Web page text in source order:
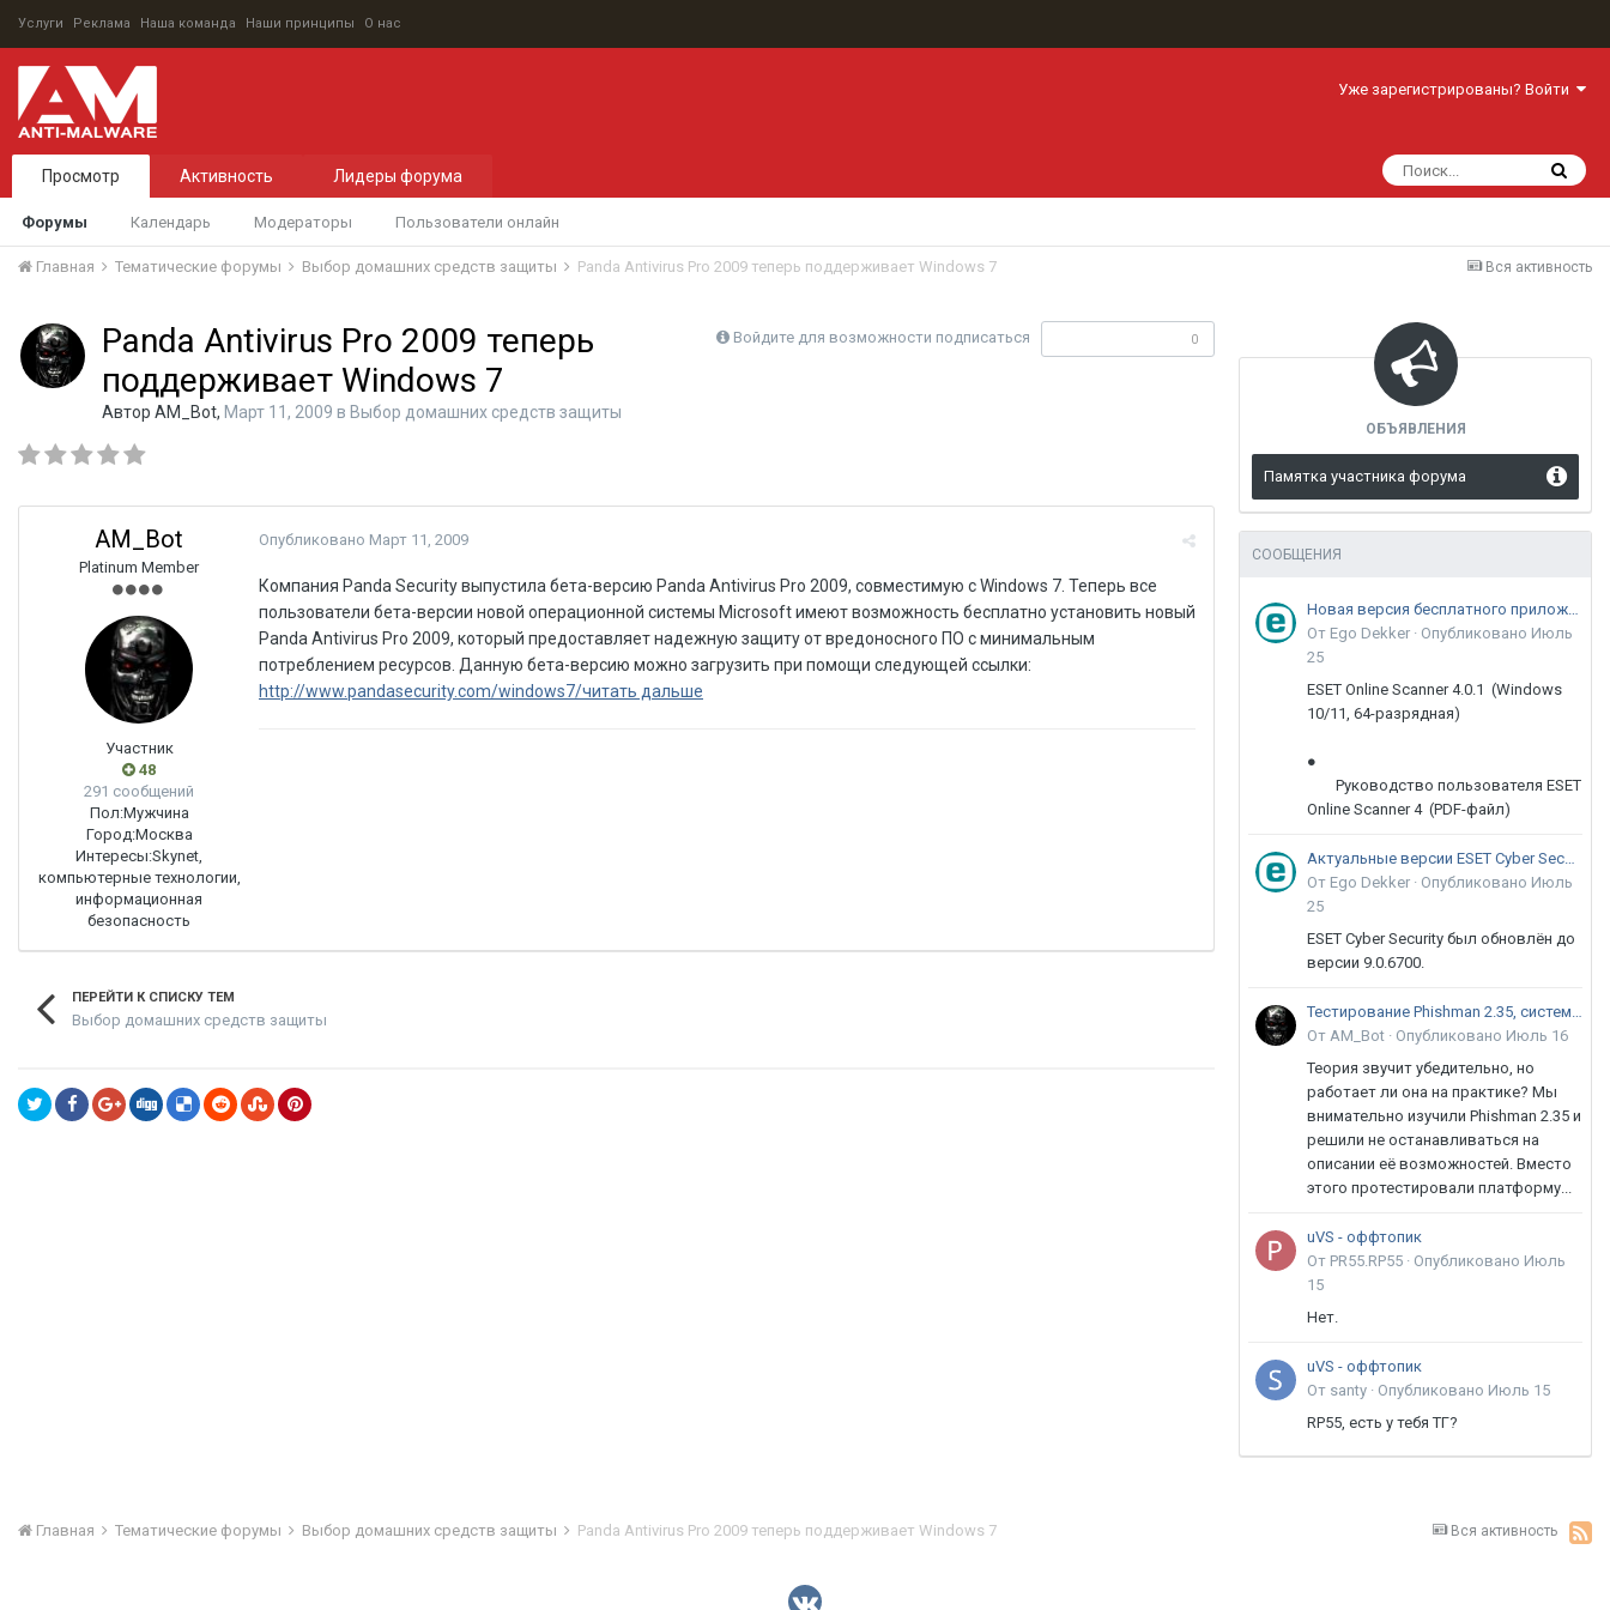
Услуги Реклама Наша команда Наши принципы О нас
Уже зарегистрированы? Войти
Просмотр
Форумы Календарь Модераторы Пользователи онлайн
Активность Лидеры форума
Вся активность
Главная Тематические форумы Выбор домашних средств защиты Panda Antivirus Pro 2009 теперь поддерживает Windows 7
Войдите для возможности подписаться 0
Panda Antivirus Pro 2009 теперь
поддерживает Windows 7
Автор AM_Bot, Март 11, 2009 в Выбор домашних средств защиты
AM_Bot
Platinum Member
Участник
48
291 сообщений
Пол:Мужчина
Город:Москва
Интересы:Skynet,
компьютерные технологии,
информационная
безопасность
Опубликовано Март 11, 2009
Компания Panda Security выпустила бета-версию Panda Antivirus Pro 2009, совместимую с Windows 7. Теперь все
пользователи бета-версии новой операционной системы Microsoft имеют возможность бесплатно установить новый
Panda Antivirus Pro 2009, который предоставляет надежную защиту от вредоносного ПО с минимальным
потреблением ресурсов. Данную бета-версию можно загрузить при помощи следующей ссылки:
http://www.pandasecurity.com/windows7/читать дальше
ПЕРЕЙТИ К СПИСКУ ТЕМ
Выбор домашних средств защиты
ОБЪЯВЛЕНИЯ
Памятка участника форума
СООБЩЕНИЯ
Новая версия бесплатного приложения ESET Online Scanner доступна пользователям
От Ego Dekker · Опубликовано Июль
25
ESET Online Scanner 4.0.1 (Windows
10/11, 64-разрядная)
●
Руководство пользователя ESET
Online Scanner 4 (PDF-файл)
Актуальные версии ESET Cyber Security 9
От Ego Dekker · Опубликовано Июль
25
ESET Cyber Security был обновлён до
версии 9.0.6700.
Тестирование Phishman 2.35, системы повышения осведомлённости пользователей в сфере ИБ
От AM_Bot · Опубликовано Июль 16
Теория звучит убедительно, но
работает ли она на практике? Мы
внимательно изучили Phishman 2.35 и
решили не останавливаться на
описании её возможностей. Вместо
этого протестировали платформу...
uVS - оффтопик
От PR55.RP55 · Опубликовано Июль
15
Нет.
uVS - оффтопик
От santy · Опубликовано Июль 15
RP55, есть у тебя ТГ?
Вся активность
Главная Тематические форумы Выбор домашних средств защиты Panda Antivirus Pro 2009 теперь поддерживает Windows 7